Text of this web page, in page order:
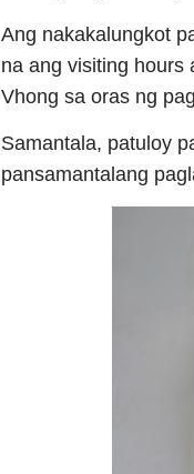
Ang nakakalungkot
na ang visiting hours
Vhong sa oras ng
Samantala, patuloy
pansamantalang